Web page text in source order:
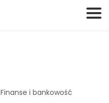
Finanse i bankowość